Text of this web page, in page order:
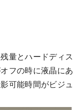
量とハードディス
フの時に液晶にあ
可能時間がビジュ